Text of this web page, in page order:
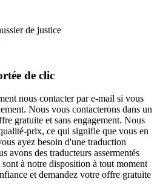
de justice
de clic
nous contacter par e-mail si vous
Nous vous contacterons dans un
gratuite et sans engagement. Nous
prix, ce qui signifie que vous en
ayez besoin d'une traduction
avons des traducteurs assermentés
à notre disposition à tout moment
et demandez votre offre gratuite